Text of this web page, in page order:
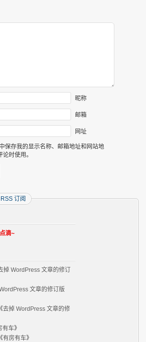
昵称
邮箱
网址
保存我的显示名称、邮箱地址和网站地
时使用。
RSS 订阅
滴~
掉 WordPress 文章的修订
文章的修订版
去掉 WordPress 文章的修
有车》
有房有车》